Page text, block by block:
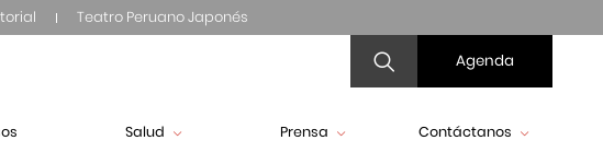
Teatro Peruano Japonés
Agenda
Salud Prensa Contáctanos